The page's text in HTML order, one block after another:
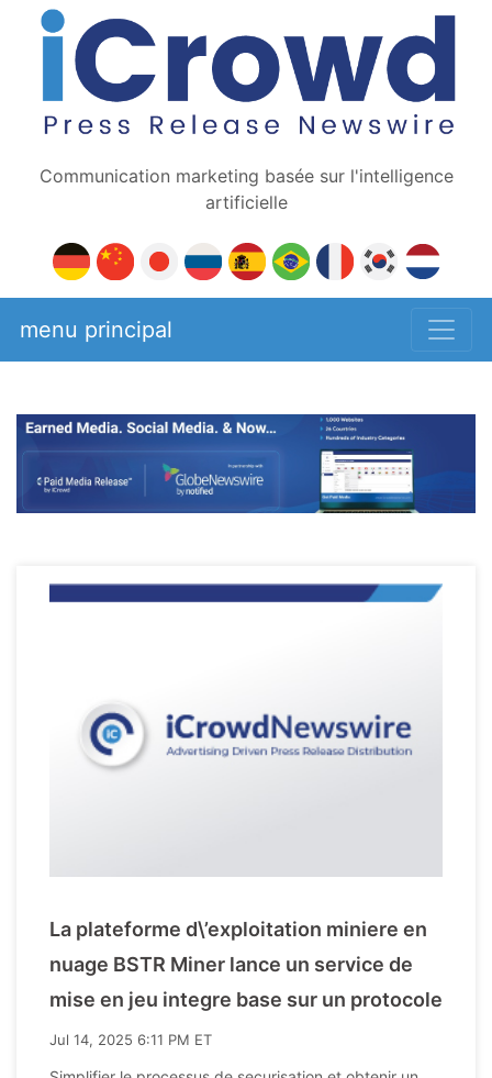
Communication marketing basée sur l'intelligence
artificielle
menu principal
La plateforme d\’exploitation miniere en
nuage BSTR Miner lance un service de
mise en jeu integre base sur un protocole
Jul 14, 2025 6:11 PM ET